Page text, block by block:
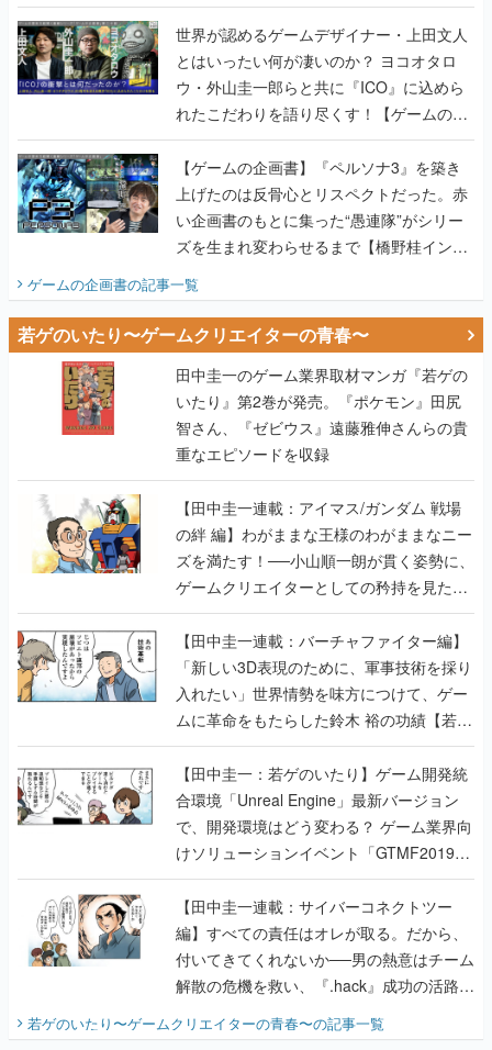
世界が認めるゲームデザイナー・上田文人
とはいったい何が凄いのか？ ヨコオタロ
ウ・外山圭一郎らと共に『ICO』に込めら
れたこだわりを語り尽くす！【ゲームの企
画書】
【ゲームの企画書】『ペルソナ3』を築き
上げたのは反骨心とリスペクトだった。赤
い企画書のもとに集った“愚連隊”がシリー
ズを生まれ変わらせるまで【橋野桂インタ
ゲームの企画書の記事一覧
若ゲのいたり〜ゲームクリエイターの青春〜
田中圭一のゲーム業界取材マンガ『若ゲの
いたり』第2巻が発売。『ポケモン』田尻
智さん、『ゼビウス』遠藤雅伸さんらの貴
重なエピソードを収録
【田中圭一連載：アイマス/ガンダム 戦場
の絆 編】わがままな王様のわがままなニー
ズを満たす！──小山順一朗が貫く姿勢に、
ゲームクリエイターとしての矜持を見た
【若ゲのいたり最終回】
【田中圭一連載：バーチャファイター編】
「新しい3D表現のために、軍事技術を採り
入れたい」世界情勢を味方につけて、ゲー
ムに革命をもたらした鈴木 裕の功績【若ゲ
のいたり】
【田中圭一：若ゲのいたり】ゲーム開発統
合環境「Unreal Engine」最新バージョン
で、開発環境はどう変わる？ ゲーム業界向
けソリューションイベント「GTMF2019」
に行って、より理解を深めよう【PR】
【田中圭一連載：サイバーコネクトツー
編】すべての責任はオレが取る。だから、
付いてきてくれないか──男の熱意はチーム
解散の危機を救い、『.hack』成功の活路を
『少年ジャンプ』色だった【若ゲのいた
若ゲのいたり〜ゲームクリエイターの青春〜の記事一覧